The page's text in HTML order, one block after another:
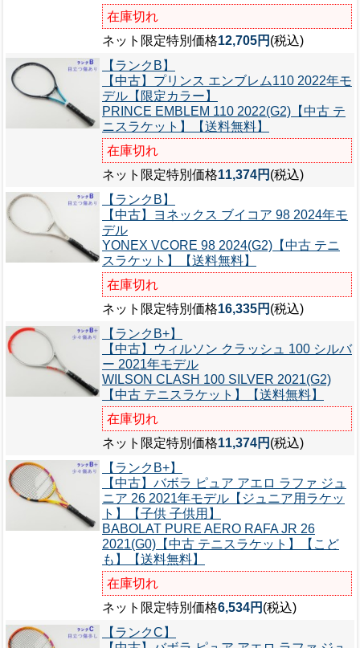
在庫切れ
ネット限定特別価格12,705円 (税込)
【ランクB】
【中古】プリンス エンブレム110 2022年モ
デル【限定カラー】
PRINCE EMBLEM 110 2022(G2)【中古 テ
ニスラケット】【送料無料】
在庫切れ
ネット限定特別価格11,374円 (税込)
【ランクB】
【中古】ヨネックス ブイコア 98 2024年モ
デル
YONEX VCORE 98 2024(G2)【中古 テニ
スラケット】【送料無料】
在庫切れ
ネット限定特別価格16,335円 (税込)
【ランクB+】
【中古】ウィルソン クラッシュ 100 シルバ
ー 2021年モデル
WILSON CLASH 100 SILVER 2021(G2)
【中古 テニスラケット】【送料無料】
在庫切れ
ネット限定特別価格11,374円 (税込)
【ランクB+】
【中古】バボラ ピュア アエロ ラファ ジュ
ニア 26 2021年モデル【ジュニア用ラケッ
ト】【子供 子供用】
BABOLAT PURE AERO RAFA JR 26
2021(G0)【中古 テニスラケット】【こど
も】【送料無料】
在庫切れ
ネット限定特別価格6,534円 (税込)
【ランクC】